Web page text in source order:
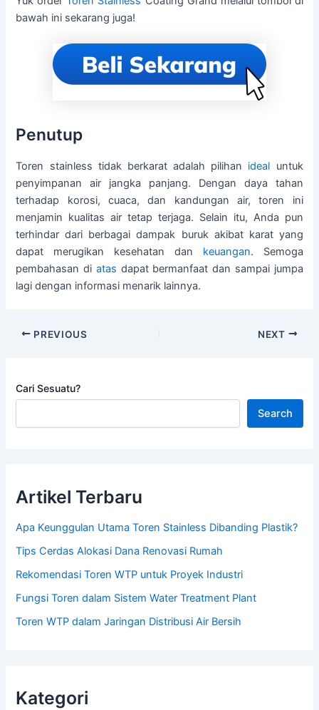
bawah ini sekarang juga!
Penutup
Toren stainless tidak berkarat adalah pilihan ideal untuk
penyimpanan air jangka panjang. Dengan daya tahan
terhadap korosi, cuaca, dan kandungan air, toren ini
menjamin kualitas air tetap terjaga. Selain itu, Anda pun
terhindar dari berbagai dampak buruk akibat karat yang
dapat merugikan kesehatan dan keuangan. Semoga
pembahasan di atas dapat bermanfaat dan sampai jumpa
lagi dengan informasi menarik lainnya.
PREVIOUS NEXT
Cari Sesuatu?
Search
Artikel Terbaru
Apa Keunggulan Utama Toren Stainless Dibanding Plastik?
Tips Cerdas Alokasi Dana Renovasi Rumah
Rekomendasi Toren WTP untuk Proyek Industri
Fungsi Toren dalam Sistem Water Treatment Plant
Toren WTP dalam Jaringan Distribusi Air Bersih
Kategori